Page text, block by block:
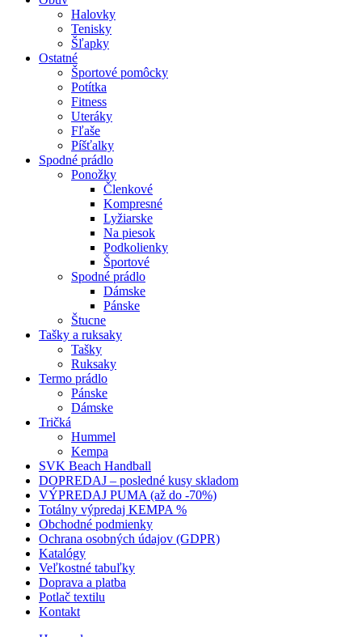
Halovky
Tenisky
Šľapky
Ostatné
Športové pomôcky
Potítka
Fitness
Uteráky
Fľaše
Píšťalky
Spodné prádlo
Ponožky
Členkové
Kompresné
Lyžiarske
Na piesok
Podkolienky
Športové
Spodné prádlo
Dámske
Pánske
Štucne
Tašky a ruksaky
Tašky
Ruksaky
Termo prádlo
Pánske
Dámske
Tričká
Hummel
Kempa
SVK Beach Handball
DOPREDAJ – posledné kusy skladom
VÝPREDAJ PUMA (až do -70%)
Totálny výpredaj KEMPA %
Obchodné podmienky
Ochrana osobných údajov (GDPR)
Katalógy
Veľkostné tabuľky
Doprava a platba
Potlač textilu
Kontakt